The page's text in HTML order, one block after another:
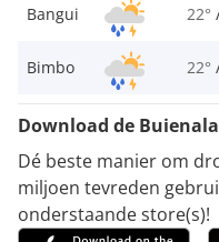
Bangui
22°
Bimbo 22°
Download de
Dé beste manier om
miljoen tevreden
onderstaande store(s)!